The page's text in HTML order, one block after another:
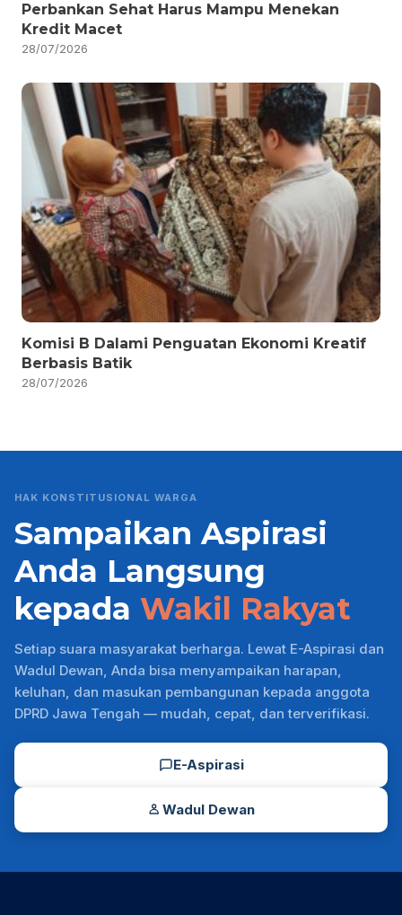
Perbankan Sehat Harus Mampu Menekan
Kredit Macet
28/07/2026
Komisi B Dalami Penguatan Ekonomi Kreatif
Berbasis Batik
28/07/2026
HAK KONSTITUSIONAL WARGA
Sampaikan Aspirasi
Anda Langsung
kepada Wakil Rakyat
Setiap suara masyarakat berharga. Lewat E-Aspirasi dan
Wadul Dewan, Anda bisa menyampaikan harapan,
keluhan, dan masukan pembangunan kepada anggota
DPRD Jawa Tengah — mudah, cepat, dan terverifikasi.
E-Aspirasi
Wadul Dewan